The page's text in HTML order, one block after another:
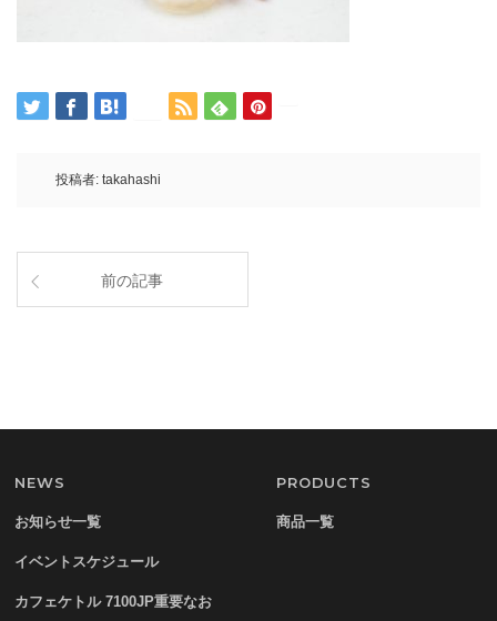
投稿者: takahashi
前の記事
NEWS
お知らせ一覧
イベントスケジュール
カフェケトル 7100JP重要なお
PRODUCTS
商品一覧